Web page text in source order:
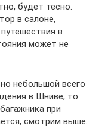
будет тесно.
в салоне,
в
может не
небольшой всего
в Шниве, то
при
смотрим выше.